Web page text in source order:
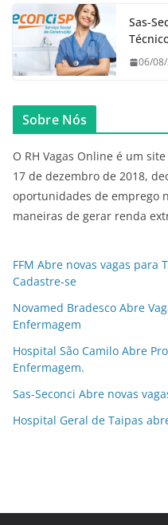
Sas-
06/
Sobre Nós
O RH Vagas Online é um
17 de dezembro de 2018,
oportunidades de emprego
maneiras de gerar renda
FFM Abre novas vagas para
Cadastre-se
Novamed Bradesco Abre
Enfermagem
Hospital São Camilo Abre
Enfermagem.
Sas-Seconci Abre novas
Hospital Geral de Taipas